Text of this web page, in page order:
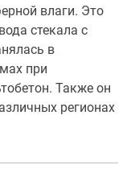
влаги. Это
стекала с
в
при
Также он
регионах